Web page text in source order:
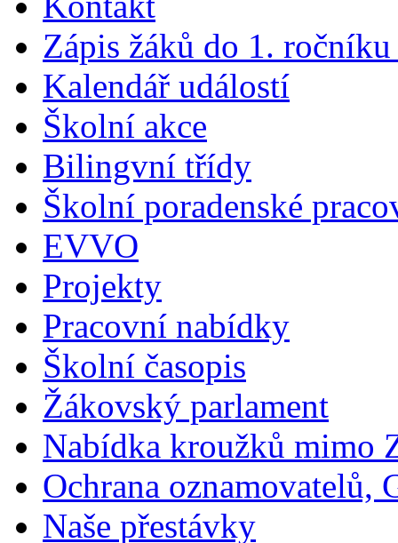
Zápis žáků do 1.
Kalendář událostí
Školní akce
Bilingvní třídy
Školní poradenské
EVVO
Projekty
Pracovní nabídky
Školní časopis
Žákovský parlament
Nabídka kroužků mimo
Ochrana oznamovatelů,
Naše přestávky